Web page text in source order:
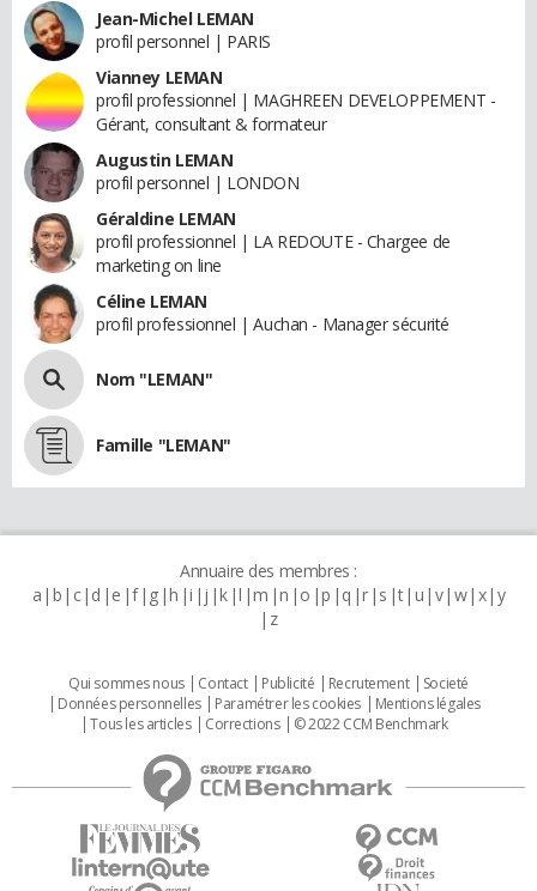
Jean-Michel LEMAN
profil personnel | PARIS
Vianney LEMAN
profil professionnel | MAGHREEN DEVELOPPEMENT -
Gérant, consultant & formateur
Augustin LEMAN
profil personnel | LONDON
Géraldine LEMAN
profil professionnel | LA REDOUTE - Chargee de
marketing on line
Céline LEMAN
profil professionnel | Auchan - Manager sécurité
Nom "LEMAN"
Famille "LEMAN"
Annuaire des membres :
a b c d e f g h i j k l m n o p q r s t u v w x y
z
Qui sommes nous Contact Publicité Recrutement
Societé
Données personnelles
Paramétrer les cookies
Mentions légales
Tous les articles
Corrections © 2022 CCM Benchmark